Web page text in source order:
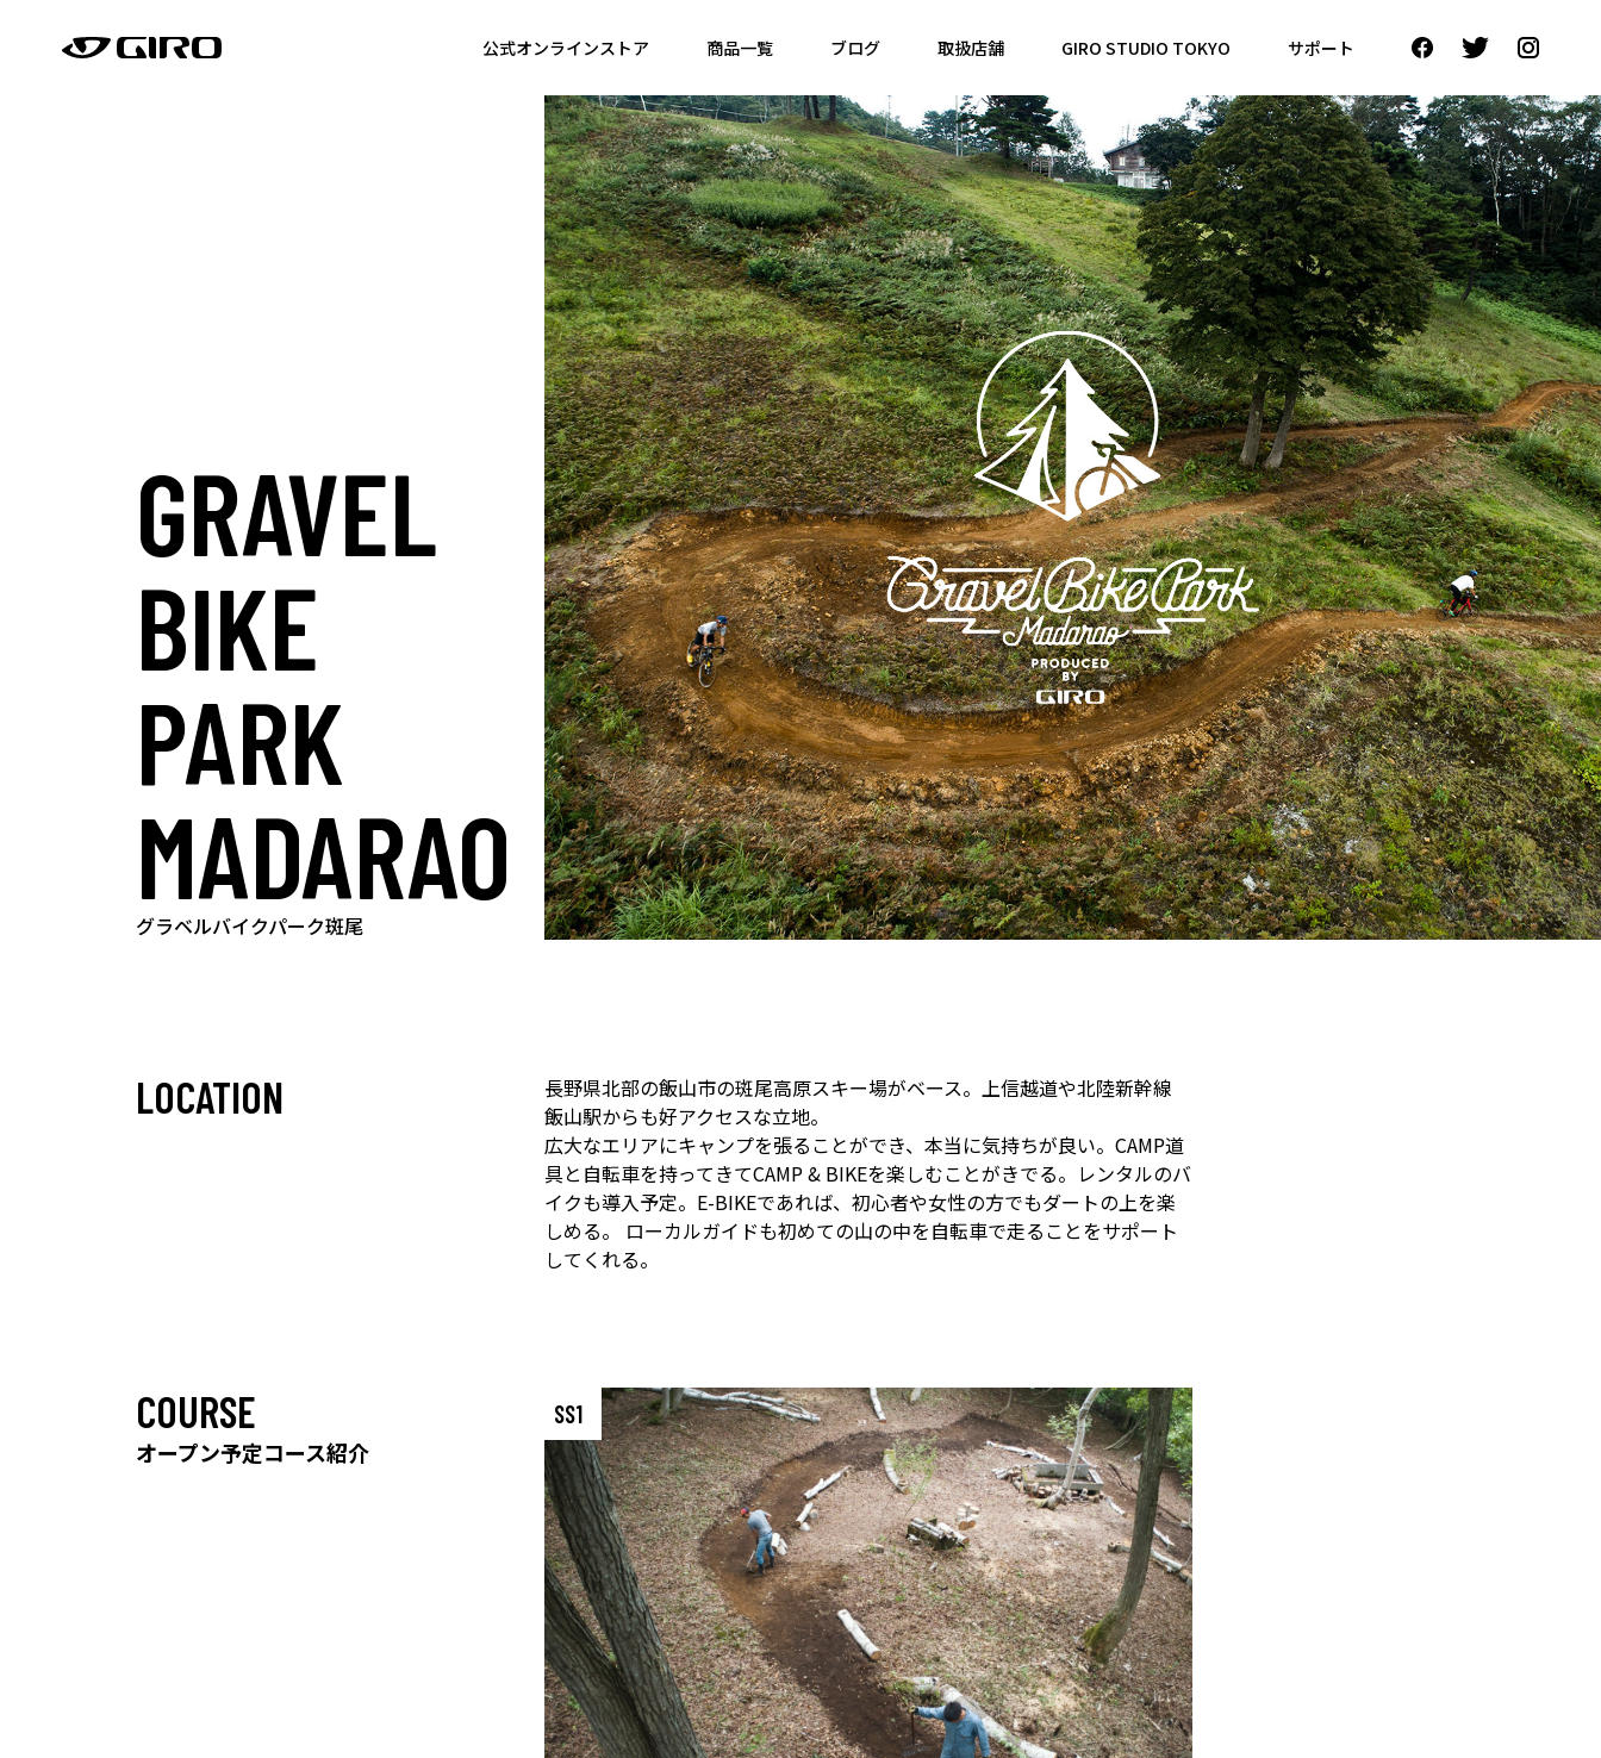
公式オンラインストア 商品一覧 ブログ 取扱店舗 GIRO STUDIO TOKYO サポート
GRAVEL
BIKE
PARK
MADARAO
グラベルバイクパーク斑尾
LOCATION
長野県北部の飯山市の斑尾高原スキー場がベース。上信越道や北陸新幹線
飯山駅からも好アクセスな立地。
広大なエリアにキャンプを張ることができ、本当に気持ちが良い。CAMP道
具と自転車を持ってきてCAMP & BIKEを楽しむことがきでる。レンタルのバ
イクも導入予定。E-BIKEであれば、初心者や女性の方でもダートの上を楽
しめる。 ローカルガイドも初めての山の中を自転車で走ることをサポート
してくれる。
COURSE
オープン予定コース紹介
SS1